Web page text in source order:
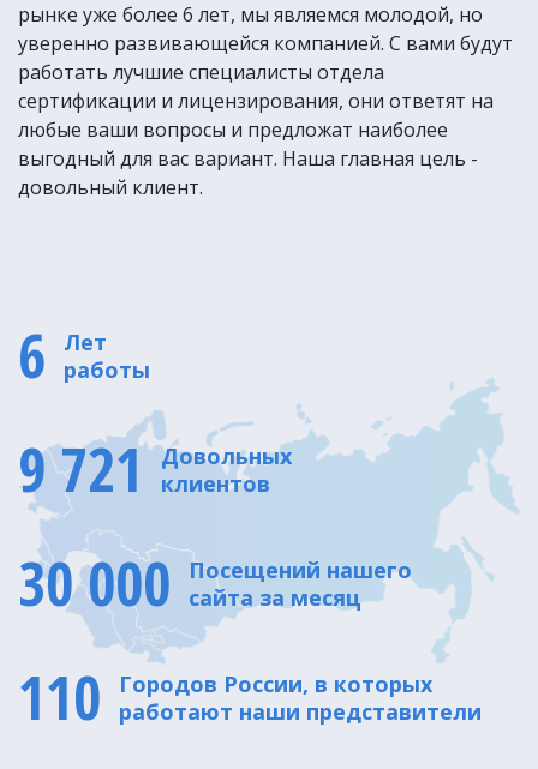
рынке уже более 6 лет, мы являемся молодой, но
уверенно развивающейся компанией. С вами будут
работать лучшие специалисты отдела
сертификации и лицензирования, они ответят на
любые ваши вопросы и предложат наиболее
выгодный для вас вариант. Наша главная цель -
довольный клиент.
6
Лет
работы
9 721
Довольных
клиентов
30 000
Посещений нашего
сайта за месяц
110
Городов России, в которых
работают наши представители